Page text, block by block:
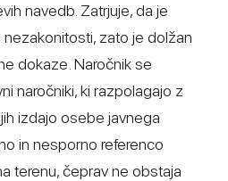
navedb. Zatrjuje, da je
nezakonitosti, zato je dolžan
dokaze. Naročnik se
naročniki, ki razpolagajo z
izdajo osebe javnega
in nesporno referenco
terenu, čeprav ne obstaja